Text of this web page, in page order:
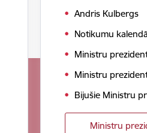
Andris Kulbergs
Notikumu
Ministru
Ministru
Bijušie Ministru
Ministru